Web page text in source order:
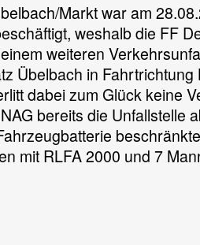
Markt war am
weshalb die FF
weiteren
Übelbach in
dabei zum Glück keine
bereits die Unfallstelle
mit RLFA 2000 und 7